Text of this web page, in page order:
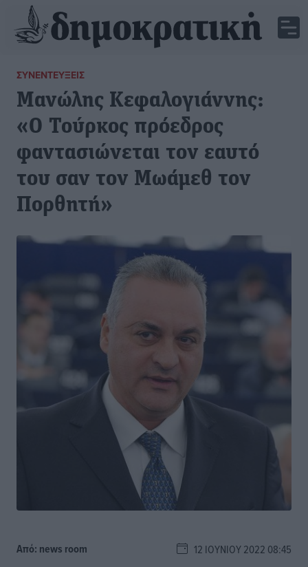
ΣΥΝΕΝΤΕΎΞΕΙΣ
Μανώλης Κεφαλογιάννης:
«Ο Τούρκος πρόεδρος
φαντασιώνεται τον εαυτό
του σαν τον Μωάμεθ τον
Πορθητή»
Από: news room 12 ΙΟΥΝΊΟΥ 2022 08:45